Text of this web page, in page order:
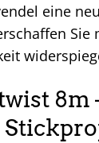
eine
8m